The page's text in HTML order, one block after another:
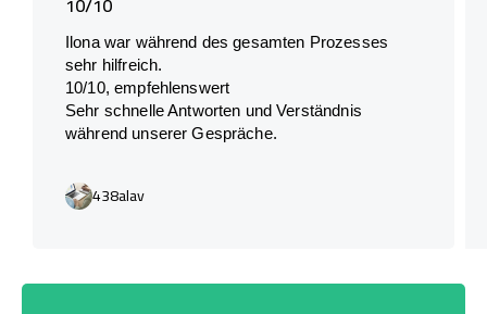
Ilona war während des gesamten Prozesses
sehr hilfreich.
10/10, empfehlenswert
Sehr schnelle Antworten und Verständnis
während unserer Gespräche.
438alav